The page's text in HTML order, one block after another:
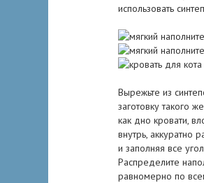
использовать
Вырежьте из
заготовку такого
как дно кровати,
внутрь, аккуратно
и заполняя все
Распределите
равномерно по